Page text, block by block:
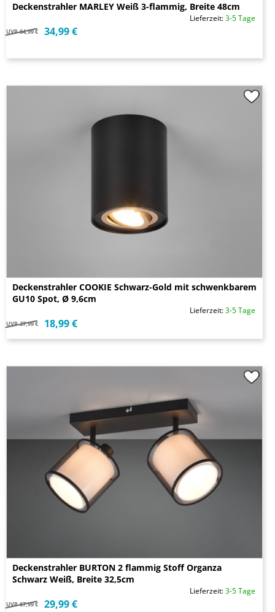
Deckenstrahler MARLEY Weiß 3-flammig, Breite 48cm
Lieferzeit:3-5 Tage
UVP 64,99 € 34,99 €
Deckenstrahler COOKIE Schwarz-Gold mit schwenkbarem
GU10 Spot, Ø 9,6cm
Lieferzeit:3-5 Tage
UVP 37,99 € 18,99 €
Deckenstrahler BURTON 2 flammig Stoff Organza
Schwarz Weiß, Breite 32,5cm
Lieferzeit:3-5 Tage
UVP 67,99 € 29,99 €